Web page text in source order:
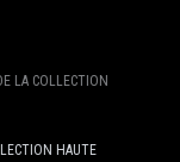
LA COLLECTION
HAUTE